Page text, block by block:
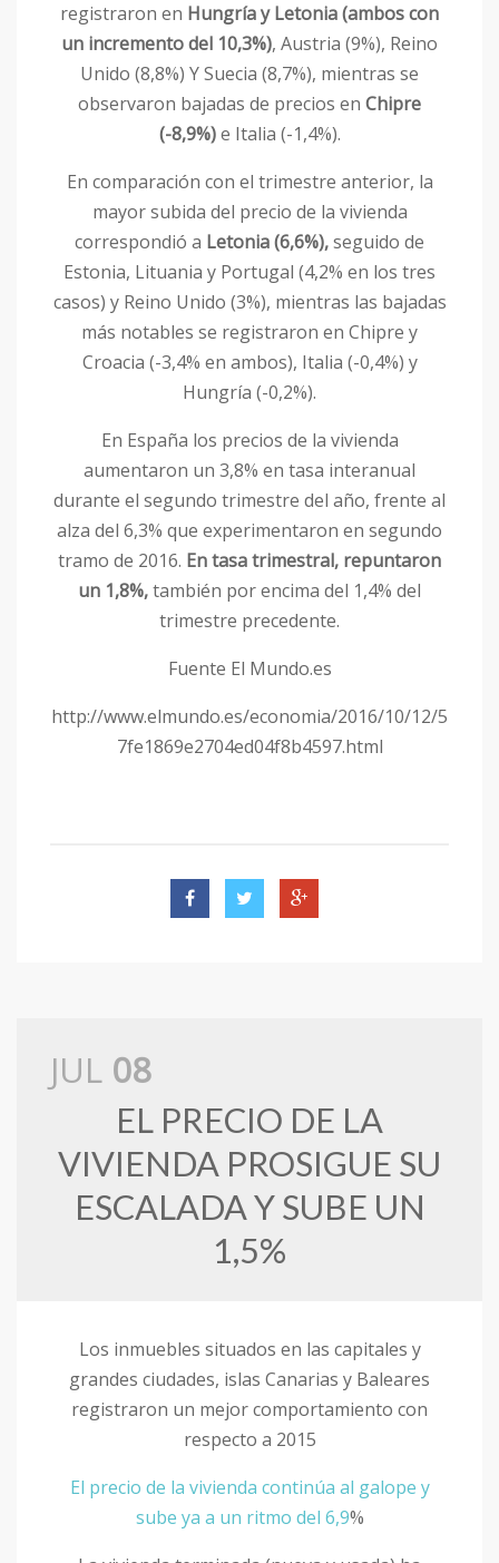
registraron en Hungría y Letonia (ambos con
un incremento del 10,3%), Austria (9%), Reino
Unido (8,8%) Y Suecia (8,7%), mientras se
observaron bajadas de precios en Chipre
(-8,9%)e Italia (-1,4%).
En comparación con el trimestre anterior, la
mayor subida del precio de la vivienda
correspondió a Letonia (6,6%),seguido de
Estonia, Lituania y Portugal (4,2% en los tres
casos) y Reino Unido (3%), mientras las bajadas
más notables se registraron en Chipre y
Croacia (-3,4% en ambos), Italia (-0,4%) y
Hungría (-0,2%).
En España los precios de la vivienda
aumentaron un 3,8% en tasa interanual
durante el segundo trimestre del año, frente al
alza del 6,3% que experimentaron en segundo
tramo de 2016. En tasa trimestral, repuntaron
un 1,8%,también por encima del 1,4% del
trimestre precedente.
Fuente El Mundo.es
http://www.elmundo.es/economia/2016/10/12/5
7fe1869e2704ed04f8b4597.html
JUL 08
EL PRECIO DE LA
VIVIENDA PROSIGUE SU
ESCALADA Y SUBE UN
1,5%
Los inmuebles situados en las capitales y
grandes ciudades, islas Canarias y Baleares
registraron un mejor comportamiento con
respecto a 2015
El precio de la vivienda continúa al galope y
sube ya a un ritmo del 6,9%